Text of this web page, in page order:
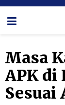
Masa
APK di
Sesuai